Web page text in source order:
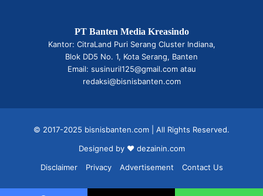
PT Banten Media Kreasindo
Kantor: CitraLand Puri Serang Cluster Indiana,
Blok DD5 No. 1, Kota Serang, Banten
Email: susinuril125@gmail.com atau
redaksi@bisnisbanten.com
© 2017-2025 bisnisbanten.com | All Rights Reserved.
Designed by ❤ dezainin.com
Disclaimer
Privacy Advertisement Contact Us